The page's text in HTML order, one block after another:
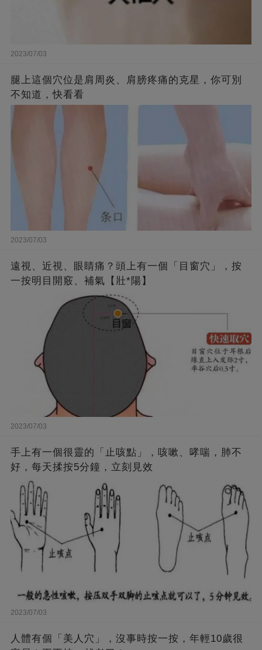
2023/07/03
腿上這個穴位是肩周炎、肩膀疼痛的克星，你可別
不知道，快看看
2023/07/03
遠視、近視、眼睛痛？頭上有一個「目窗穴」，按
一按明目開竅、補氣【壯*陽】
2023/07/03
手上有一個很靈的「止咳點」，咳嗽、哮喘，肺不
好，每天揉按5分鐘，立刻見效
2023/07/03
人體有個「美人穴」，沒事時按一按，年輕10歲很